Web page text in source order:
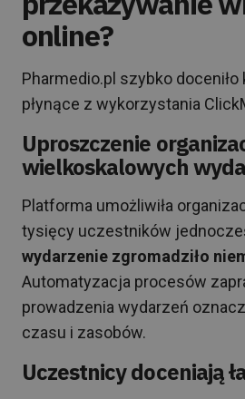
online?
Pharmedio.pl szybko
płynące z wykorzystania
Uproszczenie
wielkoskalowych
Platforma umożliwiła
tysięcy uczestników
wydarzenie zgromadziło
Automatyzacja procesów
prowadzenia wydarzeń
czasu i zasobów.
Uczestnicy doceniają